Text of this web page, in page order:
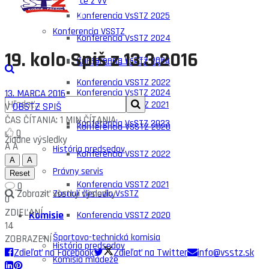
Konferencia VsSTZ 2025
Konferencia VsSTZ 2024
Konferencia VsSTZ 2023
Konferencia VSSTZ 2022
Konferencia VSSTZ 2021
Konferencia VSSTZ 2020
História predsedov
Právny servis
Zosnulí členovia VsSTZ
Komisie
Športovo-technická komisia
Komisia mládeže
Konferencia VSSTZ
Konferencia VsSTZ 2025
Konferencia VsSTZ 2024
Konferencia VsSTZ 2023
Konferencia VSSTZ 2022
Konferencia VSSTZ 2021
Konferencia VSSTZ 2020
História predsedov
Žiadne výsledky
Zobraziť všetky výsledky
19. kolo Spiš z 13.3.2016
13. MARCA 2016
VOBSTZ SPIŠ
ČAS ČÍTANIA: 1 MIN ČÍTANIA
0
AA
A
A
Reset
0
0
ZDIEĽANÍ
14
ZOBRAZENÍ
Zdieľať na Facebook
Zdieľať na Twitter info@vsstz.sk